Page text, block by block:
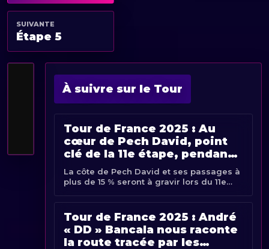
SUIVANTE
Étape 5
À suivre sur le Tour
Tour de France 2025 : Au
cœur de Pech David, point
clé de la 11e étape, pendant
la reconnaissance des
coureurs
La côte de Pech David et ses passages à
plus de 15 % seront à gravir lors du 11e
l’étape, favoris et sprinteurs ont reconnu
cette [...]
Tour de France 2025 : André
« DD » Bancala nous raconte
la route tracée par les